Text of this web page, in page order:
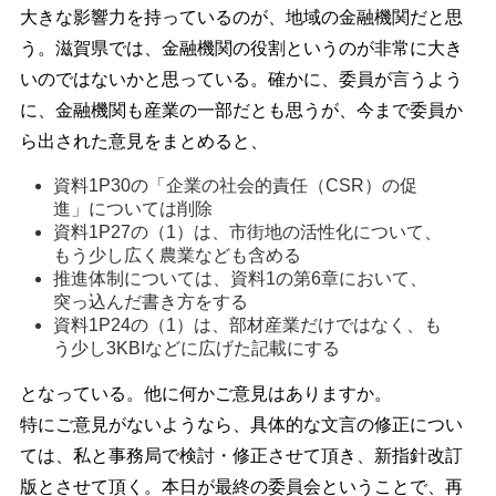
大きな影響力を持っているのが、地域の金融機関だと思
う。滋賀県では、金融機関の役割というのが非常に大き
いのではないかと思っている。確かに、委員が言うよう
に、金融機関も産業の一部だとも思うが、今まで委員か
ら出された意見をまとめると、
資料1P30の「企業の社会的責任（CSR）の促
進」については削除
資料1P27の（1）は、市街地の活性化について、
もう少し広く農業なども含める
推進体制については、資料1の第6章において、
突っ込んだ書き方をする
資料1P24の（1）は、部材産業だけではなく、も
う少し3KBIなどに広げた記載にする
となっている。他に何かご意見はありますか。
特にご意見がないようなら、具体的な文言の修正につい
ては、私と事務局で検討・修正させて頂き、新指針改訂
版とさせて頂く。本日が最終の委員会ということで、再